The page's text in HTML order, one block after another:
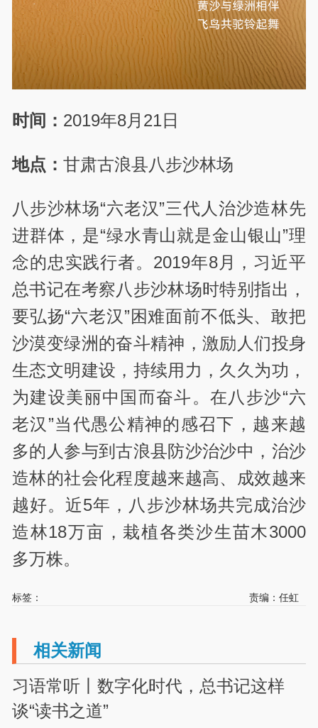
时间： 2019年8月21日
地点：甘肃古浪县八步沙林场
八步沙林场“六老汉”三代人治沙造林先
进群体，是“绿水青山就是金山银山”理
念的忠实践行者。2019年8月，习近平
总书记在考察八步沙林场时特别指出，
要弘扬“六老汉”困难面前不低头、敢把
沙漠变绿洲的奋斗精神，激励人们投身
生态文明建设，持续用力，久久为功，
为建设美丽中国而奋斗。在八步沙“六
老汉”当代愚公精神的感召下，越来越
多的人参与到古浪县防沙治沙中，治沙
造林的社会化程度越来越高、成效越来
越好。近5年，八步沙林场共完成治沙
造林18万亩，栽植各类沙生苗木3000
多万株。
标签： 责编：任虹
相关新闻
习语常听丨数字化时代，总书记这样
谈“读书之道”